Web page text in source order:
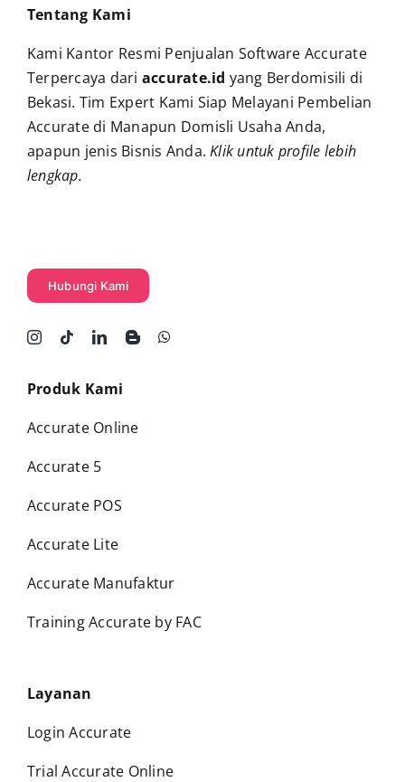
Tentang Kami
Kami Kantor Resmi Penjualan Software Accurate
Terpercaya dari accurate.id yang Berdomisili di
Bekasi. Tim Expert Kami Siap Melayani Pembelian
Accurate di Manapun Domisli Usaha Anda,
apapun jenis Bisnis Anda.Klik untuk profile lebih
lengkap.
Hubungi Kami
Produk Kami
Accurate Online
Accurate 5
Accurate POS
Accurate Lite
Accurate Manufaktur
Training Accurate by FAC
Layanan
Login Accurate
Trial Accurate Online